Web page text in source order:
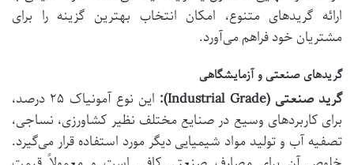
ارائه گریدهای متنوع، امکان انتخاب بهترین گزینه را برای
مشتریان خود فراهم می‌آورد.
گریدهای صنعتی و آزمایشگاهی
گرید صنعتی (Industrial Grade):
این نوع آمونیاک ۲۵ درصد،
برای کاربردهای وسیع در صنایع مختلف نظیر کشاورزی، نساجی،
تصفیه آب و تولید مواد شیمیایی دیگر مورد استفاده قرار می‌گیرد.